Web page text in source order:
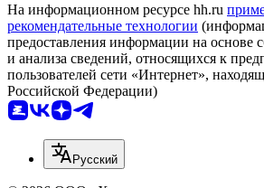
На информационном ресурсе hh.ru
рекомендательные технологии
предоставления информации на основе
и анализа сведений, относящихся к
пользователей сети «Интернет»,
Российской Федерации)
Русский